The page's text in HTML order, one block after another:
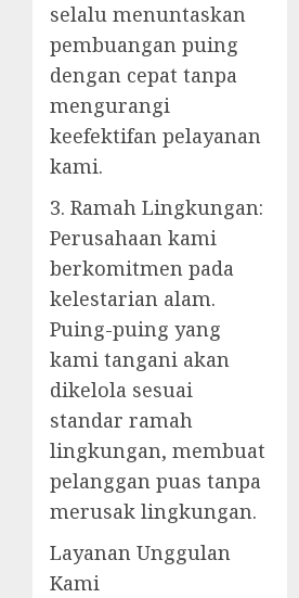
selalu menuntaskan
pembuangan puing
dengan cepat tanpa
mengurangi
keefektifan pelayanan
kami.
3. Ramah Lingkungan:
Perusahaan kami
berkomitmen pada
kelestarian alam.
Puing-puing yang
kami tangani akan
dikelola sesuai
standar ramah
lingkungan, membuat
pelanggan puas tanpa
merusak lingkungan.
Layanan Unggulan
Kami